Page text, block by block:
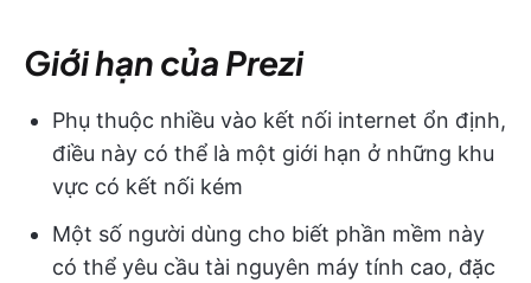
Giới hạn của Prezi
Phụ thuộc nhiều vào kết nối internet ổn định,
điều này có thể là một giới hạn ở những khu
vực có kết nối kém
Một số người dùng cho biết phần mềm này
có thể yêu cầu tài nguyên máy tính cao, đặc